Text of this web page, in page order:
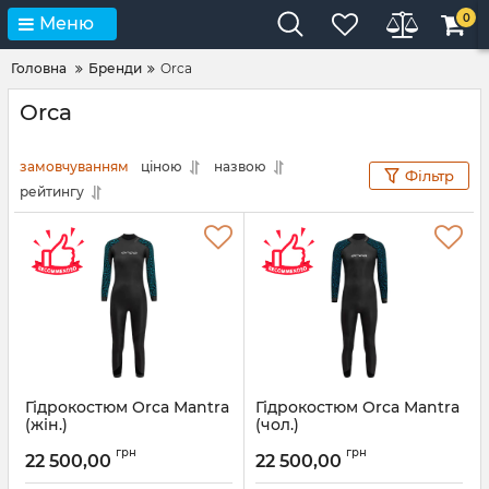
Меню 0
Головна Бренди Orca
Orca
замовчуванням ціною
назвою
рейтингу
Фільтр
Гідрокостюм Orca Mantra
(жін.)
22 500,00 грн
Гідрокостюм Orca Mantra
(чол.)
22 500,00 грн